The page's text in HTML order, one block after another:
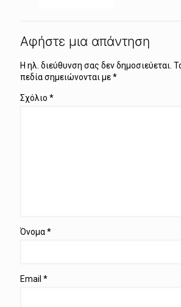
Αφήστε μια απάντηση
Η ηλ. διεύθυνση σας δεν δημοσιεύεται.
πεδία σημειώνονται με*
Σχόλιο *
Όνομα*
Email *